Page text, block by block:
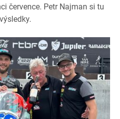
července. Petr Najman si tu